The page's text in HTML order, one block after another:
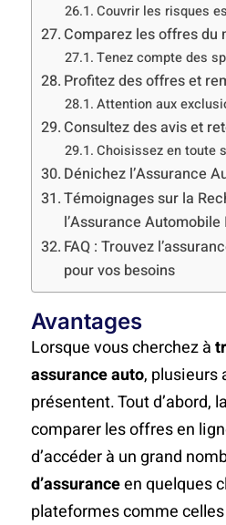
Couvrir les risques
Comparez les offres du
Tenez compte des
Profitez des offres et
Attention aux
Consultez des avis et
Choisissez en toute
Dénichez l’Assurance
Témoignages sur la
l’Assurance Automobile
FAQ : Trouvez
pour vos besoins
Avantages
Lorsque vous cherchez à
assurance auto, plusieurs
présentent. Tout d’abord,
comparer les offres en
d’accéder à un grand
d’assuranceen quelques
plateformes comme